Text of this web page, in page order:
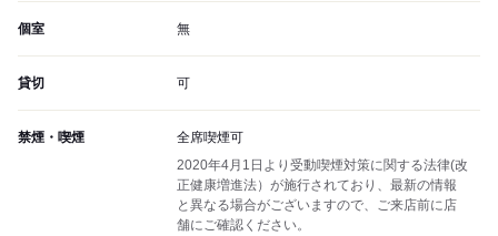
個室 無
貸切 可
禁煙・喫煙
全席喫煙可
2020年4月1日より受動喫煙対策に関する法律(改
正健康増進法）が施行されており、最新の情報
と異なる場合がございますので、ご来店前に店
舗にご確認ください。